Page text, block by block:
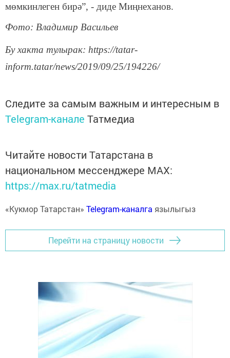
мөмкинлеген бирә”, - диде Миңнеханов.
Фото: Владимир Васильев
Бу хакта тулырак: https://tatar-
inform.tatar/news/2019/09/25/194226/
Следите за самым важным и интересным в
Telegram-канале Татмедиа
Читайте новости Татарстана в
национальном мессенджере MАХ:
https://max.ru/tatmedia
«Кукмор Татарстан» Telegram-каналга язылыгыз
Перейти на страницу новости